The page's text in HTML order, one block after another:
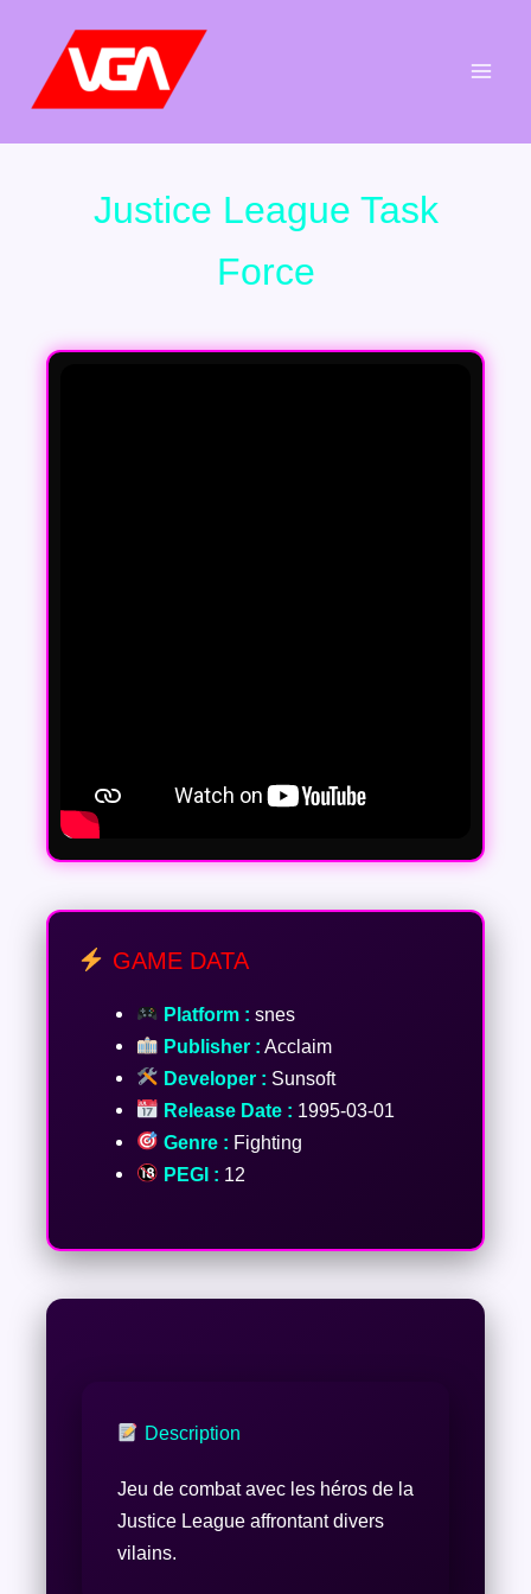
contenu
Justice League Task
Force
GAME DATA
Platform : snes
Publisher : Acclaim
Developer : Sunsoft
Release Date : 1995-03-01
Genre : Fighting
PEGI : 12
Description
Jeu de combat avec les héros de la
Justice League affrontant divers
vilains.